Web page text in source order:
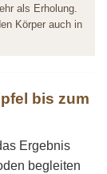
als Erholung.
Körper auch in
bis zum
Ergebnis
begleiten